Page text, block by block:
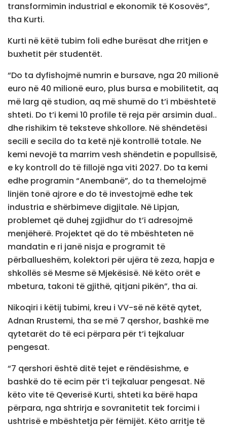
transformimin industrial e ekonomik të Kosovës”,
tha Kurti.
Kurti në këtë tubim foli edhe burësat dhe rritjen e
buxhetit për studentët.
“Do ta dyfishojmë numrin e bursave, nga 20 milionë
euro në 40 milionë euro, plus bursa e mobilitetit, aq
më larg që studion, aq më shumë do t’i mbështetë
shteti. Do t’i kemi 10 profile të reja për arsimin dual..
dhe rishikim të teksteve shkollore. Në shëndetësi
secili e secila do ta ketë një kontrollë totale. Ne
kemi nevojë ta marrim vesh shëndetin e popullsisë,
e ky kontroll do të fillojë nga viti 2027. Do ta kemi
edhe programin “Anembanë”, do ta themelojmë
linjën tonë ajrore e do të investojmë edhe tek
industria e shërbimeve digjitale. Në Lipjan,
problemet që duhej zgjidhur do t’i adresojmë
menjëherë. Projektet që do të mbështeten në
mandatin e ri janë nisja e programit të
përballueshëm, kolektori për ujëra të zeza, hapja e
shkollës së Mesme së Mjekësisë. Në këto orët e
mbetura, takoni të gjithë, qitjani pikën”, tha ai.
Nikoqiri i këtij tubimi, kreu i VV-së në këtë qytet,
Adnan Rrustemi, tha se më 7 qershor, bashkë me
qytetarët do të eci përpara për t’i tejkaluar
pengesat.
“7 qershori është ditë tejet e rëndësishme, e
bashkë do të ecim për t’i tejkaluar pengesat. Në
këto vite të Qeverisë Kurti, shteti ka bërë hapa
përpara, nga shtrirja e sovranitetit tek forcimi i
ushtrisë e mbështetja për fëmijët. Këto arritje të